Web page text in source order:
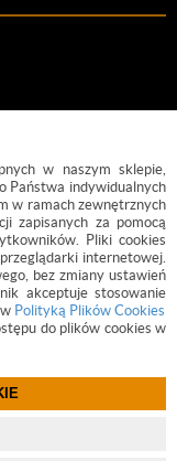
w naszym sklepie,
Państwa indywidualnych
w ramach zewnętrznych
zapisanych za pomocą
Pliki cookies
internetowej.
bez zmiany ustawień
akceptuje stosowanie
Polityką Plików Cookies
do plików cookies w
UL.
118-189-85-82